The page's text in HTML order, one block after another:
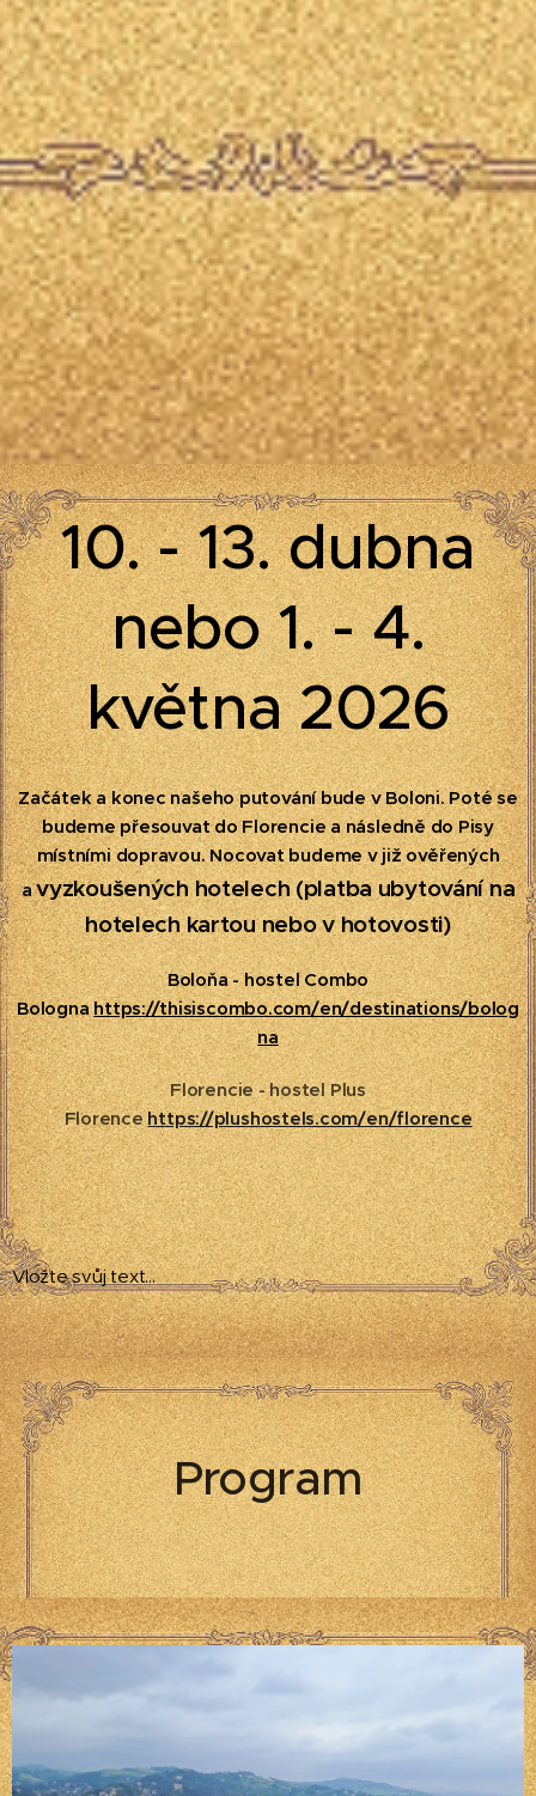
10. - 13. dubna
nebo 1. - 4.
května 2026
Začátek a konec našeho putování bude v Boloni. Poté se
budeme přesouvat do Florencie a následně do Pisy
místními dopravou. Nocovat budeme v již ověřených
avyzkoušených hotelech (platba ubytování na
hotelech kartou nebo v hotovosti)
Boloňa - hostel Combo
Bolognahttps://thisiscombo.com/en/destinations/bolog
na
Florencie - hostel Plus
Florencehttps://plushostels.com/en/florence
Vložte svůj text...
Program